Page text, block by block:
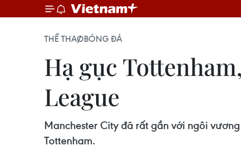
THỂ THAOBÓNG ĐÁ
Hạ gục
League
Manchester City đã rất gần với ngôi
Tottenham.